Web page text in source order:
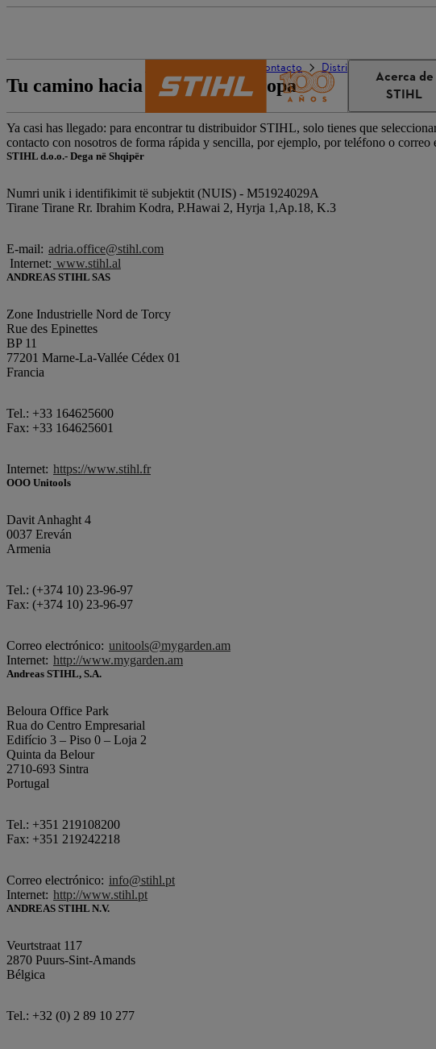
Acerca de
STIHL
Contacto Distribución comercial
Tu camino hacia STIHL en Europa
Ya casi has llegado: para encontrar tu distribuidor STIHL, solo tienes que
contacto con nosotros de forma rápida y sencilla, por ejemplo, por teléfono o correo
STIHL d.o.o.- Dega në Shqipër
Numri unik i identifikimit të subjektit (NUIS) - M51924029A
Tirane Tirane Rr. Ibrahim Kodra, P.Hawai 2, Hyrja 1,Ap.18, K.3
E-mail: adria.office@stihl.com
Internet: www.stihl.al
ANDREAS STIHL SAS
Zone Industrielle Nord de Torcy
Rue des Epinettes
BP 11
77201 Marne-La-Vallée Cédex 01
Francia
Tel.: +33 164625600
Fax: +33 164625601
Internet: https://www.stihl.fr
OOO Unitools
Davit Anhaght 4
0037 Ereván
Armenia
Tel.: (+374 10) 23-96-97
Fax: (+374 10) 23-96-97
Correo electrónico: unitools@mygarden.am
Internet: http://www.mygarden.am
Andreas STIHL, S.A.
Beloura Office Park
Rua do Centro Empresarial
Edifício 3 – Piso 0 – Loja 2
Quinta da Belour
2710-693 Sintra
Portugal
Tel.: +351 219108200
Fax: +351 219242218
Correo electrónico: info@stihl.pt
Internet: http://www.stihl.pt
ANDREAS STIHL N.V.
Veurtstraat 117
2870 Puurs-Sint-Amands
Bélgica
Tel.: +32 (0) 2 89 10 277